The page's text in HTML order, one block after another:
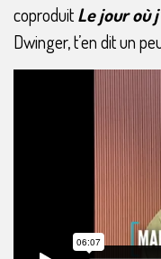
coproduitLe jour où
Dwinger, t’en dit un